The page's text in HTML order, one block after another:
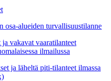
osa-alueiden turvallisuustilanne
vakavat vaaratilanteet
ilmailussa
ja läheltä piti-tilanteet ilmassa